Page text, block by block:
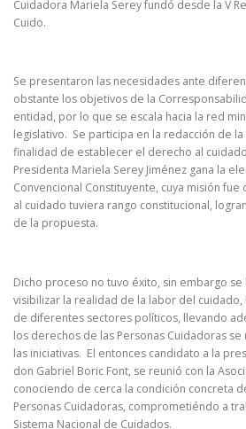
Cuidadora Mariela Serey fundó desde la V
Cuido.
Se presentaron las necesidades ante
obstante los objetivos de la
entidad, por lo que se escala hacia la red
legislativo. Se participa en la redacción de la
finalidad de establecer el derecho al
Presidenta Mariela Serey Jiménez gana la
Convencional Constituyente, cuya misión
al cuidado tuviera rango constitucional,
de la propuesta.
Dicho proceso no tuvo éxito, sin embargo
visibilizar la realidad de la labor del
de diferentes sectores políticos, llevando
los derechos de las Personas Cuidadoras
las iniciativas. El entonces candidato a la
don Gabriel Boric Font, se reunió con la
conociendo de cerca la condición concreta
Personas Cuidadoras, comprometiéndo a
Sistema Nacional de Cuidados.